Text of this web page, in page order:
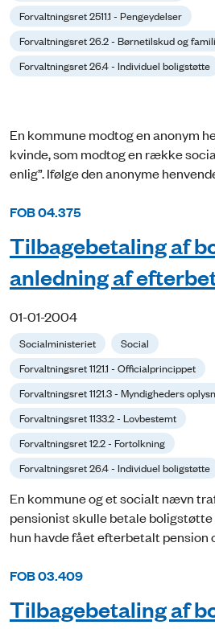
Forvaltningsret 2511.1 - Pengeydelser
Forvaltningsret 26.2 - Børnetilskud og
Forvaltningsret 26.4 - Individuel boligstøtte
En kommune modtog en anonym
kvinde, som modtog en række
enlig”. Ifølge den anonyme
FOB 04.375
Tilbagebetaling af
anledning af
01-01-2004
Socialministeriet
Social
Forvaltningsret 1121.1 - Officialprincippet
Forvaltningsret 1121.3 - Myndigheders
Forvaltningsret 1133.2 - Lovbestemt
Forvaltningsret 12.2 - Fortolkning
Forvaltningsret 26.4 - Individuel boligstøtte
En kommune og et socialt nævn
pensionist skulle betale
hun havde fået efterbetalt pension
FOB 03.409
Tilbagebetaling af